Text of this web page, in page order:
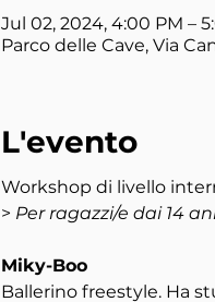
Jul 02, 2024, 4:00 PM –
Parco delle Cave, Via
L'evento
Workshop di livello
> Per ragazzi/e dai 14
Miky-Boo
Ballerino freestyle. Ha